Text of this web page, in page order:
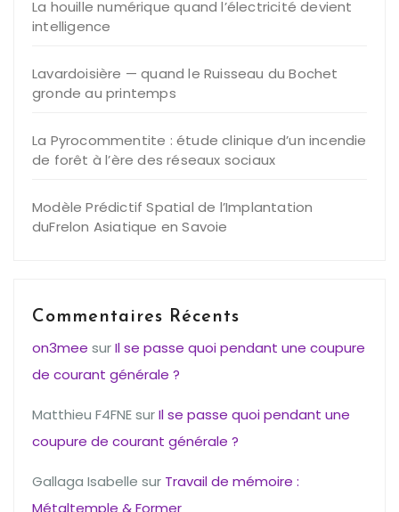
La houille numérique quand l’électricité devient
intelligence
Lavardoisière — quand le Ruisseau du Bochet
gronde au printemps
La Pyrocommentite : étude clinique d’un incendie
de forêt à l’ère des réseaux sociaux
Modèle Prédictif Spatial de l’Implantation
duFrelon Asiatique en Savoie
Commentaires Récents
on3mee surIl se passe quoi pendant une coupure
de courant générale ?
Matthieu F4FNEsurIl se passe quoi pendant une
coupure de courant générale ?
Gallaga Isabelle sur Travail de mémoire :
Métaltemple & Former